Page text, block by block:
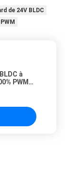
de 24V BLDC
à
PWM